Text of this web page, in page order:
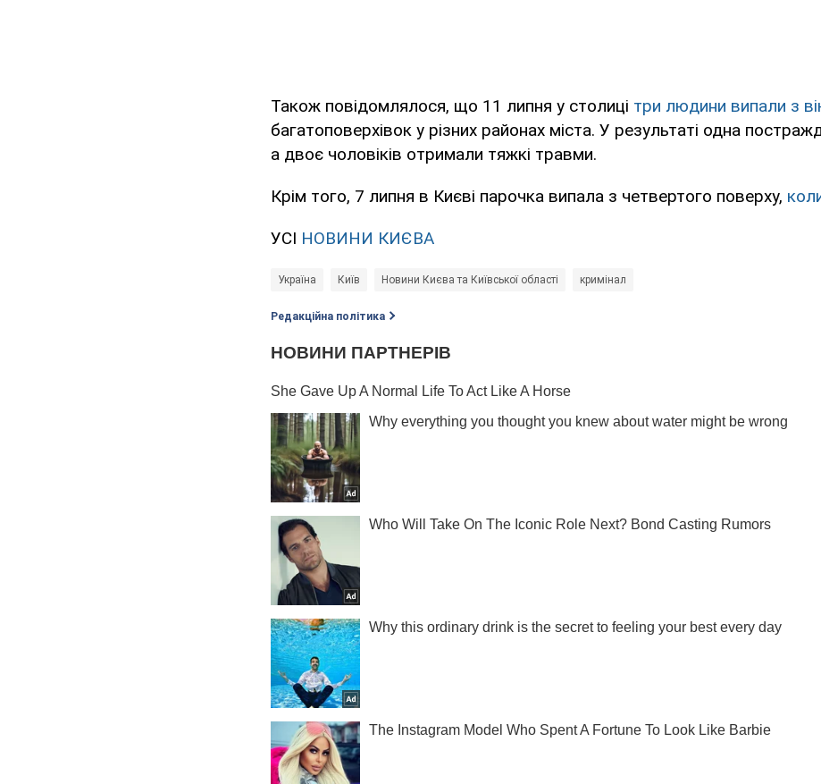
Також повідомлялося, що 11 липня у столиці три людини випали з
багатоповерхівок у різних районах міста. У результаті одна
а двоє чоловіків отримали тяжкі травми.
Крім того, 7 липня в Києві парочка випала з четвертого поверху,
УСІ НОВИНИ КИЄВА
Україна Київ Новини Києва та Київської області кримінал
Редакційна політика